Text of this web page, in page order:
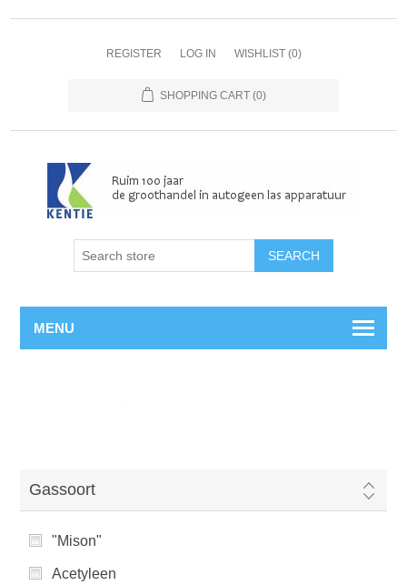
REGISTER LOG IN WISHLIST (0)
SHOPPING CART (0)
MENU
Gassoort
"Mison"
Acetyleen